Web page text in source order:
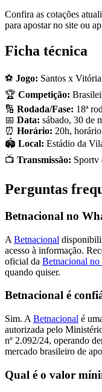
Confira as cotações
para apostar no site ou
Ficha técnica
⚽ Jogo: Santos x Vitória
🏆 Competição:
🔢 Rodada/Fase: 18ª
📅 Data: sábado, 30 de
⏰ Horário: 20h,
🏟️ Local: Estádio da
📺 Transmissão: Sportv
Perguntas
Betnacional no
A Betnacional
acesso à informação.
oficial da Betnacional
quando quiser.
Betnacional é
Sim. A Betnacional é
autorizada pelo
nº 2.092/24, operando
mercado brasileiro de
Qual é o valor